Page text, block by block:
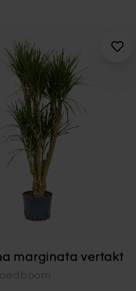
marginata vertakt